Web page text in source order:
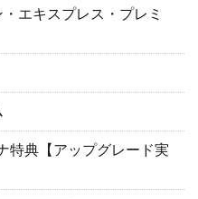
エキスプレス・プレミ
典【アップグレード実